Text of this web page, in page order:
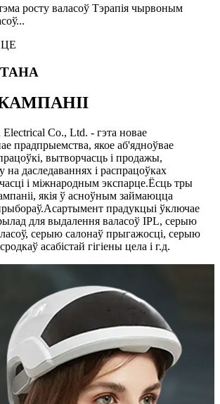
росту валасоў Тэрапія чырвоным
Electrical Co., Ltd. - гэта новае
прадпрыемства, якое аб'ядноўвае
вытворчасць і продажы,
на даследаваннях і распрацоўках
і міжнародным экспарце.Ёсць тры
якія ў асноўным займаюцца
прыбораў.Асартымент прадукцыі ўключае
для выдалення валасоў IPL, серыю
серыю салонаў прыгажосці, серыю
асабістай гігіены цела і г.д.